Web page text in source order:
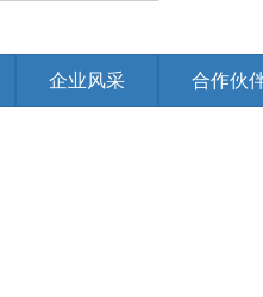
合作伙
企业风采